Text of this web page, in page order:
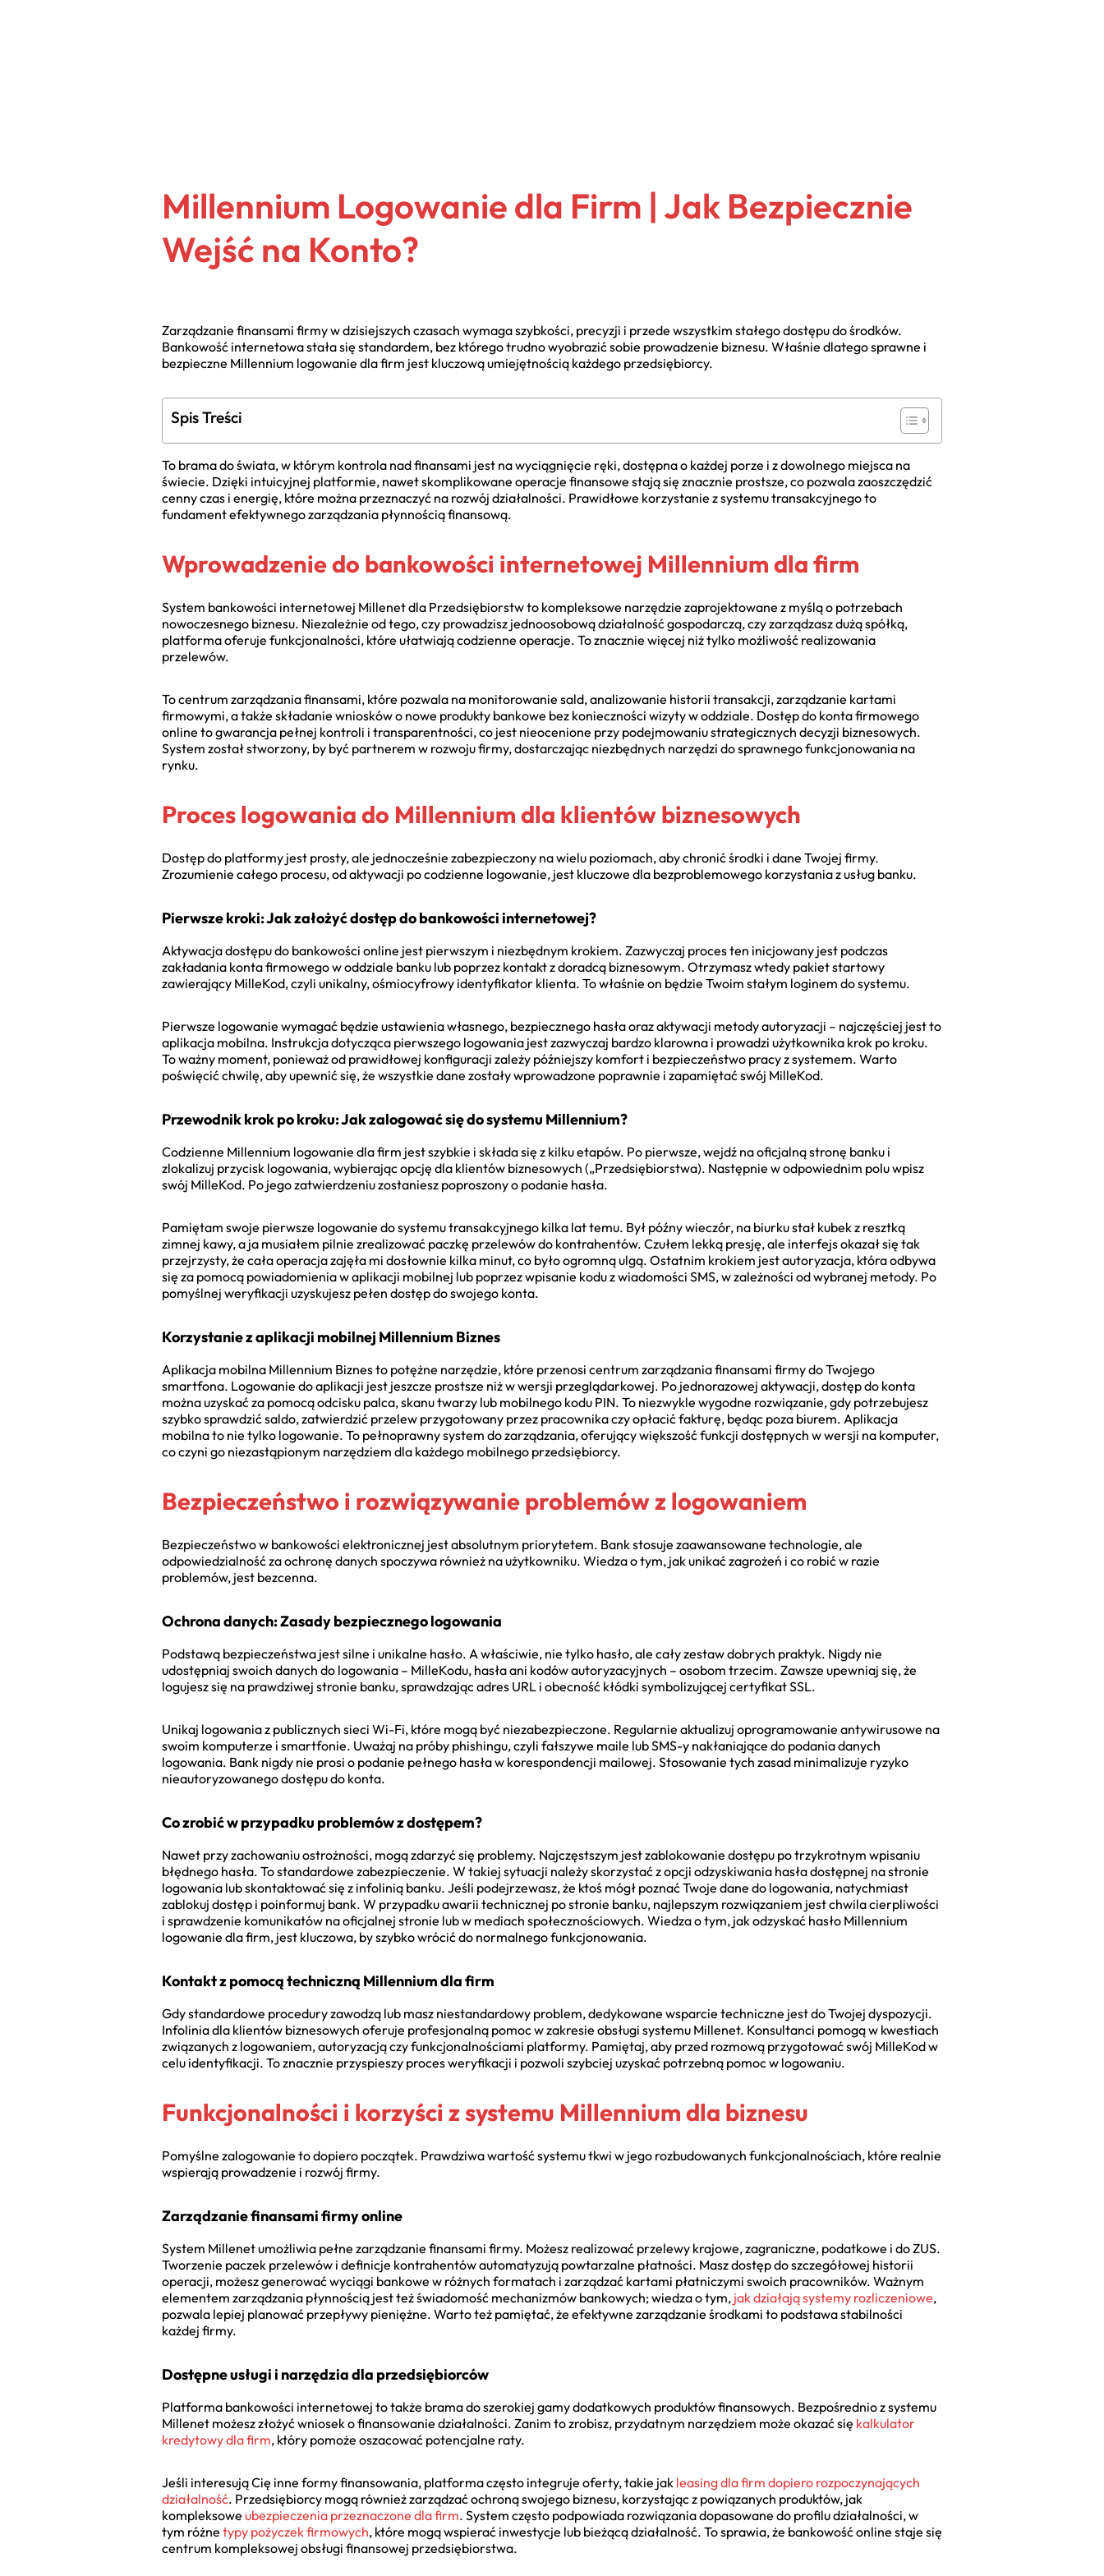
Millennium Logowanie dla Firm | Jak Bezpiecznie
Wejść na Konto?
Zarządzanie finansami firmy w dzisiejszych czasach wymaga szybkości, precyzji i przede wszystkim stałego dostępu do środków.
Bankowość internetowa stała się standardem, bez którego trudno wyobrazić sobie prowadzenie biznesu. Właśnie dlatego sprawne i
bezpieczne Millennium logowanie dla firm jest kluczową umiejętnością każdego przedsiębiorcy.
Spis Treści
To brama do świata, w którym kontrola nad finansami jest na wyciągnięcie ręki, dostępna o każdej porze i z dowolnego miejsca na
świecie. Dzięki intuicyjnej platformie, nawet skomplikowane operacje finansowe stają się znacznie prostsze, co pozwala zaoszczędzić
cenny czas i energię, które można przeznaczyć na rozwój działalności. Prawidłowe korzystanie z systemu transakcyjnego to
fundament efektywnego zarządzania płynnością finansową.
Wprowadzenie do bankowości internetowej Millennium dla firm
System bankowości internetowej Millenet dla Przedsiębiorstw to kompleksowe narzędzie zaprojektowane z myślą o potrzebach
nowoczesnego biznesu. Niezależnie od tego, czy prowadzisz jednoosobową działalność gospodarczą, czy zarządzasz dużą spółką,
platforma oferuje funkcjonalności, które ułatwiają codzienne operacje. To znacznie więcej niż tylko możliwość realizowania
przelewów.
To centrum zarządzania finansami, które pozwala na monitorowanie sald, analizowanie historii transakcji, zarządzanie kartami
firmowymi, a także składanie wniosków o nowe produkty bankowe bez konieczności wizyty w oddziale. Dostęp do konta firmowego
online to gwarancja pełnej kontroli i transparentności, co jest nieocenione przy podejmowaniu strategicznych decyzji biznesowych.
System został stworzony, by być partnerem w rozwoju firmy, dostarczając niezbędnych narzędzi do sprawnego funkcjonowania na
rynku.
Proces logowania do Millennium dla klientów biznesowych
Dostęp do platformy jest prosty, ale jednocześnie zabezpieczony na wielu poziomach, aby chronić środki i dane Twojej firmy.
Zrozumienie całego procesu, od aktywacji po codzienne logowanie, jest kluczowe dla bezproblemowego korzystania z usług banku.
Pierwsze kroki: Jak założyć dostęp do bankowości internetowej?
Aktywacja dostępu do bankowości online jest pierwszym i niezbędnym krokiem. Zazwyczaj proces ten inicjowany jest podczas
zakładania konta firmowego w oddziale banku lub poprzez kontakt z doradcą biznesowym. Otrzymasz wtedy pakiet startowy
zawierający MilleKod, czyli unikalny, ośmiocyfrowy identyfikator klienta. To właśnie on będzie Twoim stałym loginem do systemu.
Pierwsze logowanie wymagać będzie ustawienia własnego, bezpiecznego hasła oraz aktywacji metody autoryzacji – najczęściej jest to
aplikacja mobilna. Instrukcja dotycząca pierwszego logowania jest zazwyczaj bardzo klarowna i prowadzi użytkownika krok po kroku.
To ważny moment, ponieważ od prawidłowej konfiguracji zależy późniejszy komfort i bezpieczeństwo pracy z systemem. Warto
poświęcić chwilę, aby upewnić się, że wszystkie dane zostały wprowadzone poprawnie i zapamiętać swój MilleKod.
Przewodnik krok po kroku: Jak zalogować się do systemu Millennium?
Codzienne Millennium logowanie dla firm jest szybkie i składa się z kilku etapów. Po pierwsze, wejdź na oficjalną stronę banku i
zlokalizuj przycisk logowania, wybierając opcję dla klientów biznesowych („Przedsiębiorstwa). Następnie w odpowiednim polu wpisz
swój MilleKod. Po jego zatwierdzeniu zostaniesz poproszony o podanie hasła.
Pamiętam swoje pierwsze logowanie do systemu transakcyjnego kilka lat temu. Był późny wieczór, na biurku stał kubek z resztką
zimnej kawy, a ja musiałem pilnie zrealizować paczkę przelewów do kontrahentów. Czułem lekką presję, ale interfejs okazał się tak
przejrzysty, że cała operacja zajęła mi dosłownie kilka minut, co było ogromną ulgą. Ostatnim krokiem jest autoryzacja, która odbywa
się za pomocą powiadomienia w aplikacji mobilnej lub poprzez wpisanie kodu z wiadomości SMS, w zależności od wybranej metody. Po
pomyślnej weryfikacji uzyskujesz pełen dostęp do swojego konta.
Korzystanie z aplikacji mobilnej Millennium Biznes
Aplikacja mobilna Millennium Biznes to potężne narzędzie, które przenosi centrum zarządzania finansami firmy do Twojego
smartfona. Logowanie do aplikacji jest jeszcze prostsze niż w wersji przeglądarkowej. Po jednorazowej aktywacji, dostęp do konta
można uzyskać za pomocą odcisku palca, skanu twarzy lub mobilnego kodu PIN. To niezwykle wygodne rozwiązanie, gdy potrzebujesz
szybko sprawdzić saldo, zatwierdzić przelew przygotowany przez pracownika czy opłacić fakturę, będąc poza biurem. Aplikacja
mobilna to nie tylko logowanie. To pełnoprawny system do zarządzania, oferujący większość funkcji dostępnych w wersji na komputer,
co czyni go niezastąpionym narzędziem dla każdego mobilnego przedsiębiorcy.
Bezpieczeństwo i rozwiązywanie problemów z logowaniem
Bezpieczeństwo w bankowości elektronicznej jest absolutnym priorytetem. Bank stosuje zaawansowane technologie, ale
odpowiedzialność za ochronę danych spoczywa również na użytkowniku. Wiedza o tym, jak unikać zagrożeń i co robić w razie
problemów, jest bezcenna.
Ochrona danych: Zasady bezpiecznego logowania
Podstawą bezpieczeństwa jest silne i unikalne hasło. A właściwie, nie tylko hasło, ale cały zestaw dobrych praktyk. Nigdy nie
udostępniaj swoich danych do logowania – MilleKodu, hasła ani kodów autoryzacyjnych – osobom trzecim. Zawsze upewniaj się, że
logujesz się na prawdziwej stronie banku, sprawdzając adres URL i obecność kłódki symbolizującej certyfikat SSL.
Unikaj logowania z publicznych sieci Wi-Fi, które mogą być niezabezpieczone. Regularnie aktualizuj oprogramowanie antywirusowe na
swoim komputerze i smartfonie. Uważaj na próby phishingu, czyli fałszywe maile lub SMS-y nakłaniające do podania danych
logowania. Bank nigdy nie prosi o podanie pełnego hasła w korespondencji mailowej. Stosowanie tych zasad minimalizuje ryzyko
nieautoryzowanego dostępu do konta.
Co zrobić w przypadku problemów z dostępem?
Nawet przy zachowaniu ostrożności, mogą zdarzyć się problemy. Najczęstszym jest zablokowanie dostępu po trzykrotnym wpisaniu
błędnego hasła. To standardowe zabezpieczenie. W takiej sytuacji należy skorzystać z opcji odzyskiwania hasła dostępnej na stronie
logowania lub skontaktować się z infolinią banku. Jeśli podejrzewasz, że ktoś mógł poznać Twoje dane do logowania, natychmiast
zablokuj dostęp i poinformuj bank. W przypadku awarii technicznej po stronie banku, najlepszym rozwiązaniem jest chwila cierpliwości
i sprawdzenie komunikatów na oficjalnej stronie lub w mediach społecznościowych. Wiedza o tym, jak odzyskać hasło Millennium
logowanie dla firm, jest kluczowa, by szybko wrócić do normalnego funkcjonowania.
Kontakt z pomocą techniczną Millennium dla firm
Gdy standardowe procedury zawodzą lub masz niestandardowy problem, dedykowane wsparcie techniczne jest do Twojej dyspozycji.
Infolinia dla klientów biznesowych oferuje profesjonalną pomoc w zakresie obsługi systemu Millenet. Konsultanci pomogą w kwestiach
związanych z logowaniem, autoryzacją czy funkcjonalnościami platformy. Pamiętaj, aby przed rozmową przygotować swój MilleKod w
celu identyfikacji. To znacznie przyspieszy proces weryfikacji i pozwoli szybciej uzyskać potrzebną pomoc w logowaniu.
Funkcjonalności i korzyści z systemu Millennium dla biznesu
Pomyślne zalogowanie to dopiero początek. Prawdziwa wartość systemu tkwi w jego rozbudowanych funkcjonalnościach, które realnie
wspierają prowadzenie i rozwój firmy.
Zarządzanie finansami firmy online
System Millenet umożliwia pełne zarządzanie finansami firmy. Możesz realizować przelewy krajowe, zagraniczne, podatkowe i do ZUS.
Tworzenie paczek przelewów i definicje kontrahentów automatyzują powtarzalne płatności. Masz dostęp do szczegółowej historii
operacji, możesz generować wyciągi bankowe w różnych formatach i zarządzać kartami płatniczymi swoich pracowników. Ważnym
elementem zarządzania płynnością jest też świadomość mechanizmów bankowych; wiedza o tym, jak działają systemy rozliczeniowe,
pozwala lepiej planować przepływy pieniężne. Warto też pamiętać, że efektywne zarządzanie środkami to podstawa stabilności
każdej firmy.
Dostępne usługi i narzędzia dla przedsiębiorców
Platforma bankowości internetowej to także brama do szerokiej gamy dodatkowych produktów finansowych. Bezpośrednio z systemu
Millenet możesz złożyć wniosek o finansowanie działalności. Zanim to zrobisz, przydatnym narzędziem może okazać się kalkulator
kredytowy dla firm, który pomoże oszacować potencjalne raty.
Jeśli interesują Cię inne formy finansowania, platforma często integruje oferty, takie jak leasing dla firm dopiero rozpoczynających
działalność. Przedsiębiorcy mogą również zarządzać ochroną swojego biznesu, korzystając z powiązanych produktów, jak
kompleksowe ubezpieczenia przeznaczone dla firm. System często podpowiada rozwiązania dopasowane do profilu działalności, w
tym różne typy pożyczek firmowych, które mogą wspierać inwestycje lub bieżącą działalność. To sprawia, że bankowość online staje się
centrum kompleksowej obsługi finansowej przedsiębiorstwa.